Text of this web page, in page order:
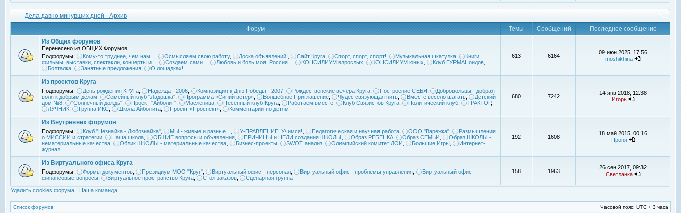
Дела давно минувших дней - Архив
Форум
Темы Сообщений
Последнее сообщение
Из Общих форумов
Перенесено из ОБЩИХ Форумов
Подфорумы:
Кому-то труднее, чем нам... Осмысляем свою работу, Доска объявлений! Сайт Круга Спорт, спорт, спорт! Музыкальная шкатулка
Книги,
фильмы, выставки, спектакли, концерты и...
Создаем сами... Любовь и боль моя, Россия... КОНСИЛИУМ взрослых КОНСИЛИУМ юных Клуб ГУРМАНоидов
Болталка
Занятные предложения О лошадках!
613 6164
09 июн 2025, 17:56
moshikhina
Из проектов Круга
Подфорумы: День рождения КРУГа Надежда - 2006 Композиция к Дню Победы - 2007 Рождественские вечера Круга Построение СЕБЯ
Добровольцы - добрая
воля к добрым делам
Семейный клуб "Ладошка" Программа «Синий ветер» Волшебное Приглашение Чудес связующая нить Вместе весело шагать
Детский
дом №8
"Солнечный дождь" Проект "Айболит" Масленица Песенный клуб Круга Работаем вместе Клуб Связистов Круга Политический клуб ТРАКТОР,
ЛУЧНИК
Группа ИКС Школа Айболита Проект «Проспект» Комментарии по детям
680 7242
14 янв 2018, 12:38
Игорь
Из Внутренних форумов
Подфорумы: Клуб "Незнайка - Любознайка" МЫ - живые и разные... У-ПРАВЛЕНИЕ! Учимся! Педагогическая и научная работа ООО "Варежка"
Размышления
о МИССИИ и стратегии
Наша школа ОБЩИЕ вопросы и объявления ПРИЧИНЫ и ЦЕЛИ создания ШКОЛЫ Образ РЕБЕНКА Образ СЕМЬИ
Образ ШКОЛЫ -
нематериальные качества
Облик ШКОЛЫ - материальные качества Бизнес-проекты SWOT анализ Олимпийский комитет ЛОИ Большие Игры
Интернет-
журнал
192 1608
18 май 2015, 00:16
Проня
Из Виртуального офиса Круга
Подфорумы: Формы документов Президиум МОО "Круг" Виртуальный офис - персонал Виртуальный офис - проблемы управления
Виртуальный офис -
финансовые вопросы
Виртуальное пространство Круга Стол заказов Сценарная группа
158 1963
26 сен 2017, 09:32
Светланка
Удалить cookies форума | Наша команда
Список форумов Часовой пояс: UTC + 3 часа